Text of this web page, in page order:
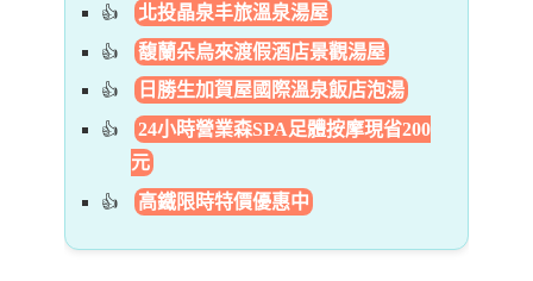
北投晶泉丰旅溫泉湯屋
馥蘭朵烏來渡假酒店景觀湯屋
日勝生加賀屋國際溫泉飯店泡湯
24小時營業森SPA足體按摩現省200
元
高鐵限時特價優惠中